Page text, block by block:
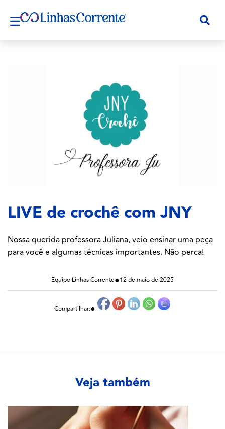
LIVE de crochê com JNY
Nossa querida professora Juliana, veio ensinar uma peça
para você e algumas técnicas importantes. Não perca!
Equipe Linhas Corrente●12 de maio de 2025
Compartilhar:●
Veja também